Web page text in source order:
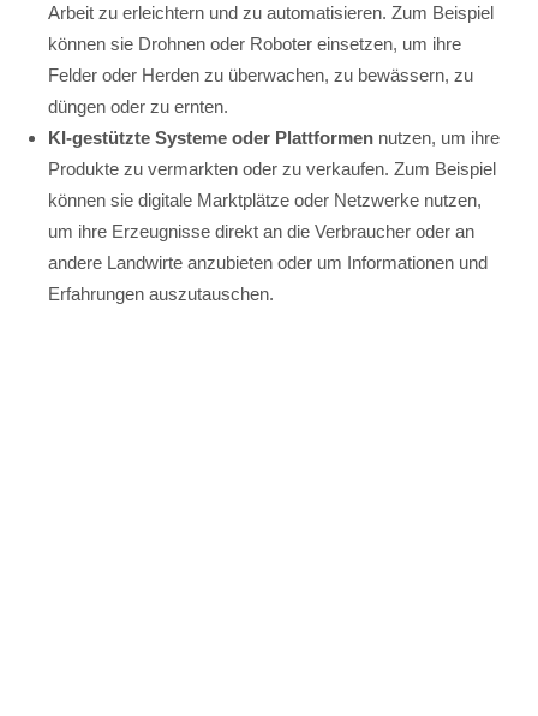
Arbeit zu erleichtern und zu automatisieren. Zum Beispiel
können sie Drohnen oder Roboter einsetzen, um ihre
Felder oder Herden zu überwachen, zu bewässern, zu
düngen oder zu ernten.
KI-gestützte Systeme oder Plattformennutzen, um ihre
Produkte zu vermarkten oder zu verkaufen. Zum Beispiel
können sie digitale Marktplätze oder Netzwerke nutzen,
um ihre Erzeugnisse direkt an die Verbraucher oder an
andere Landwirte anzubieten oder um Informationen und
Erfahrungen auszutauschen.